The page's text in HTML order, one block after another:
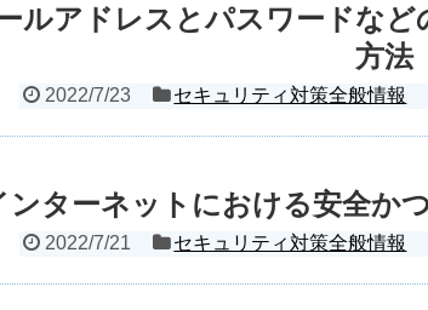
ルアドレスとパスワードな
方法
2022/7/23 セキュリティ対策全般情報
ンターネットにおける安全か
2022/7/21 セキュリティ対策全般情報